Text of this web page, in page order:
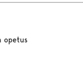
opetus